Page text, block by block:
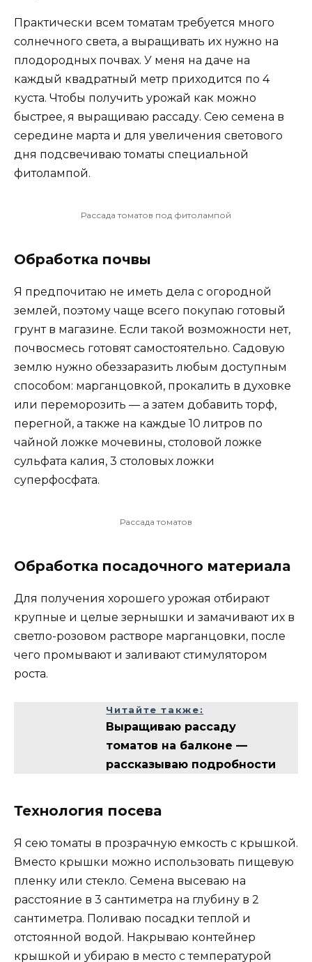
Практически всем томатам требуется много
солнечного света, а выращивать их нужно на
плодородных почвах. У меня на даче на
каждый квадратный метр приходится по 4
куста. Чтобы получить урожай как можно
быстрее, я выращиваю рассаду. Сею семена в
середине марта и для увеличения светового
дня подсвечиваю томаты специальной
фитолампой.
Рассада томатов под фитолампой
Обработка почвы
Я предпочитаю не иметь дела с огородной
землей, поэтому чаще всего покупаю готовый
грунт в магазине. Если такой возможности нет,
почвосмесь готовят самостоятельно. Садовую
землю нужно обеззаразить любым доступным
способом: марганцовкой, прокалить в духовке
или переморозить — а затем добавить торф,
перегной, а также на каждые 10 литров по
чайной ложке мочевины, столовой ложке
сульфата калия, 3 столовых ложки
суперфосфата.
Рассада томатов
Обработка посадочного материала
Для получения хорошего урожая отбирают
крупные и целые зернышки и замачивают их в
светло-розовом растворе марганцовки, после
чего промывают и заливают стимулятором
роста.
Читайте также:
Выращиваю рассаду
томатов на балконе —
рассказываю подробности
Технология посева
Я сею томаты в прозрачную емкость с крышкой.
Вместо крышки можно использовать пищевую
пленку или стекло. Семена высеваю на
расстояние в 3 сантиметра на глубину в 2
сантиметра. Поливаю посадки теплой и
отстоянной водой. Накрываю контейнер
крышкой и убираю в место с температурой